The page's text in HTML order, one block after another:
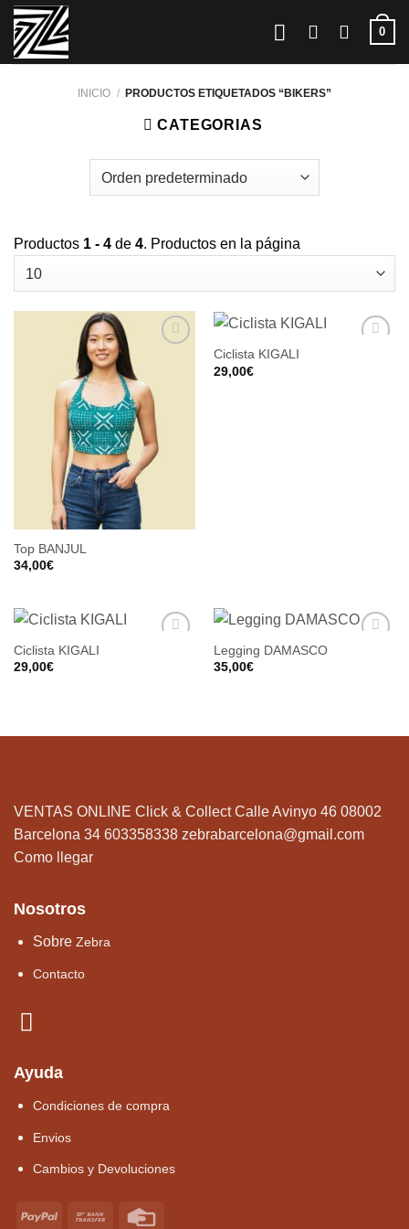
Saltar
contenido
0
INICIO / PRODUCTOS ETIQUETADOS “BIKERS”
CATEGORIAS
Productos 1 - 4 de 4. Productos en la página
Top BANJUL
34,00€
Ciclista KIGALI
29,00€
Ciclista KIGALI
29,00€
Legging DAMASCO
35,00€
VENTAS ONLINE Click & Collect Calle Avinyo 46 08002
Barcelona 34 603358338 zebrabarcelona@gmail.com
Como llegar
Nosotros
Sobre Zebra
Contacto
Ayuda
Condiciones de compra
Envios
Cambios y Devoluciones